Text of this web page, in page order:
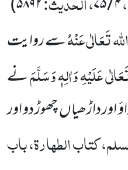
تَعَالٰی عَنْہُسے روایت
عَلَیْہِ وَاٰلِہٖ وَسَلَّمَنے
اور داڑھیاںچھوڑ دو اور
کتاب الطہارۃ، باب